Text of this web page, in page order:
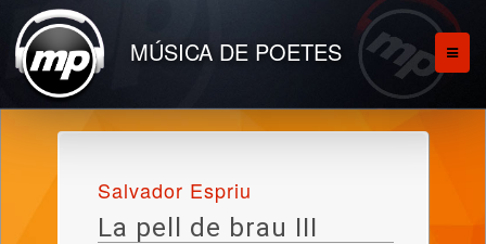
MÚSICA DE POETES
Salvador Espriu
La pell de brau III